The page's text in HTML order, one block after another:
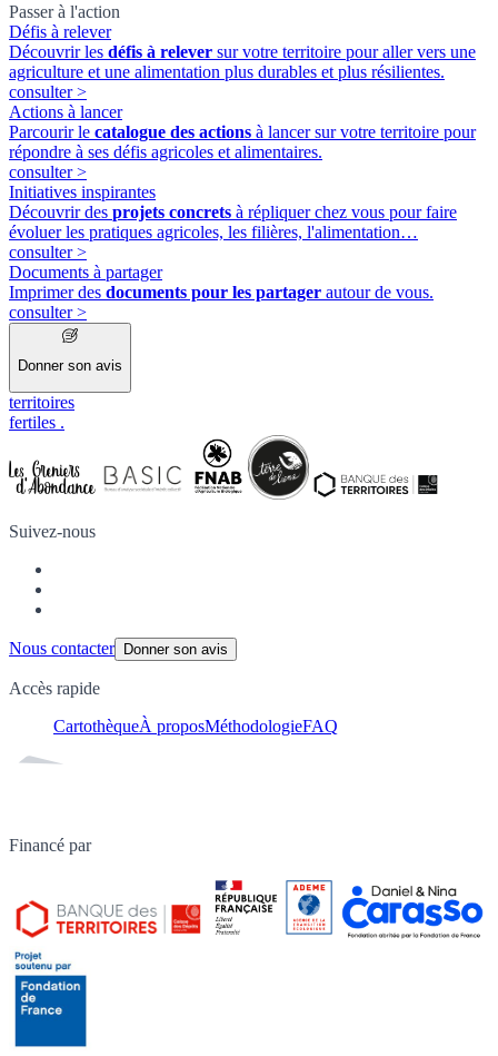
Passer à l'action
Défis à relever
Découvrir les défis à relever sur votre territoire pour aller vers une
agriculture et une alimentation plus durables et plus résilientes.
consulter>
Actions à lancer
Parcourir le catalogue des actions à lancer sur votre territoire pour
répondre à ses défis agricoles et alimentaires.
consulter>
Initiatives inspirantes
Découvrir des projets concrets à répliquer chez vous pour faire
évoluer les pratiques agricoles, les filières, l'alimentation…
consulter>
Documents à partager
Imprimer des documents pour les partager autour de vous.
consulter>
Donner son avis
territoires
fertiles .
Suivez-nous
Nous contacter Donner son avis
Accès rapide
CartothèqueÀ proposMéthodologieFAQ
Financé par